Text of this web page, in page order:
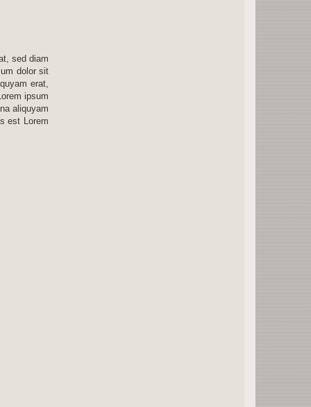
sed diam
dolor sit
erat,
ipsum
aliquyam
est Lorem